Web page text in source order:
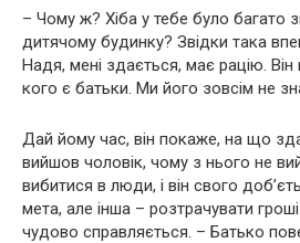
– Чому ж? Хіба у тебе було багато
дитячому будинку? Звідки така
Надя, мені здається, має рацію. Він
кого є батьки. Ми його зовсім не
Дай йому час, він покаже, на що
вийшов чоловік, чому з нього не
вибитися в люди, і він свого
мета, але інша – розтрачувати
чудово справляється. – Батько